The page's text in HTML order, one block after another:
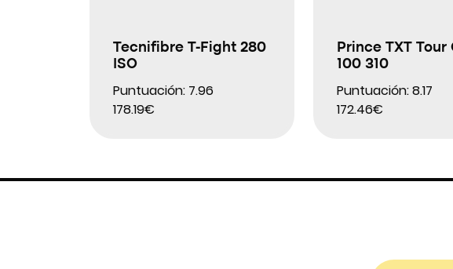
Tecnifibre T-Fight 280
ISO
Puntuación: 7.96
178.19€
Prince TXT Tour
100 310
Puntuación: 8.17
172.46€